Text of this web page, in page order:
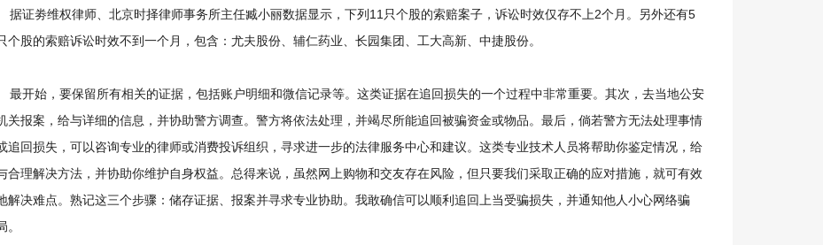
据证劵维权律师、北京时择律师事务所主任臧小丽数据显示，下列11只个股的索赔案子，诉讼时效仅存不上2个月。另外还有5
个股的索赔诉讼时效不到一个月，包含：尤夫股份、辅仁药业、长园集团、工大高新、中捷股份。
最开始，要保留所有相关的证据，包括账户明细和微信记录等。这类证据在追回损失的一个过程中非常重要。其次，去当地公安
关报案，给与详细的信息，并协助警方调查。警方将依法处理，并竭尽所能追回被骗资金或物品。最后，倘若警方无法处理事情
追回损失，可以咨询专业的律师或消费投诉组织，寻求进一步的法律服务中心和建议。这类专业技术人员将帮助你鉴定情况，给
合理解决方法，并协助你维护自身权益。总得来说，虽然网上购物和交友存在风险，但只要我们采取正确的应对措施，就可有效
解决难点。熟记这三个步骤：储存证据、报案并寻求专业协助。我敢确信可以顺利追回上当受骗损失，并通知他人小心网络骗
。